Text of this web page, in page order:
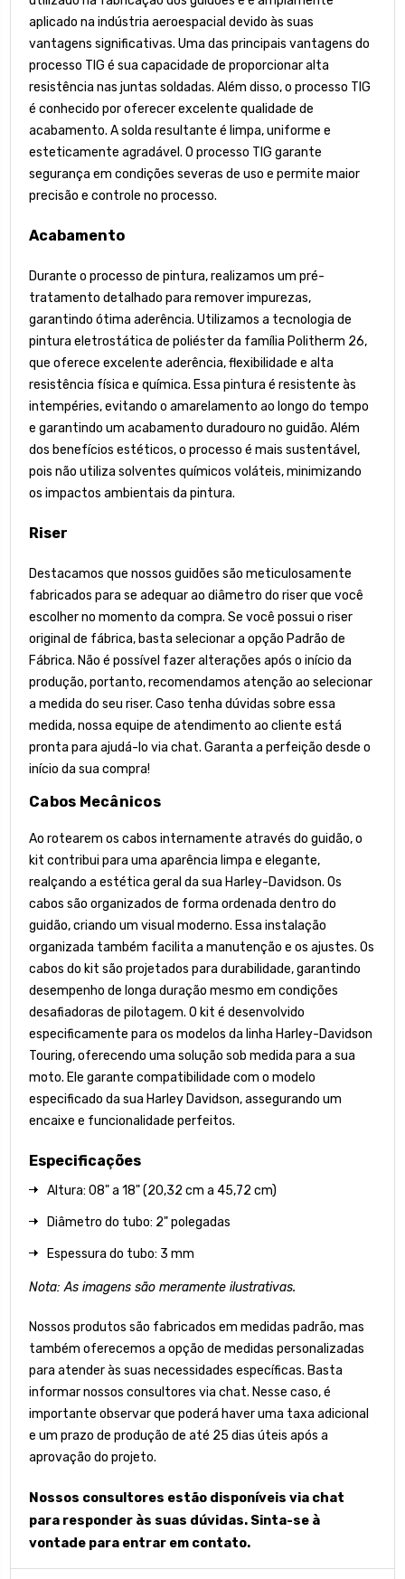
aplicado na indústria aeroespacial devido às suas
vantagens significativas. Uma das principais vantagens do
processo TIG é sua capacidade de proporcionar alta
resistência nas juntas soldadas. Além disso, o processo TIG
é conhecido por oferecer excelente qualidade de
acabamento. A solda resultante é limpa, uniforme e
esteticamente agradável. O processo TIG garante
segurança em condições severas de uso e permite maior
precisão e controle no processo.
Acabamento
Durante o processo de pintura, realizamos um pré-
tratamento detalhado para remover impurezas,
garantindo ótima aderência. Utilizamos a tecnologia de
pintura eletrostática de poliéster da família Politherm 26,
que oferece excelente aderência, flexibilidade e alta
resistência física e química. Essa pintura é resistente às
intempéries, evitando o amarelamento ao longo do tempo
e garantindo um acabamento duradouro no guidão. Além
dos benefícios estéticos, o processo é mais sustentável,
pois não utiliza solventes químicos voláteis, minimizando
os impactos ambientais da pintura.
Riser
Destacamos que nossos guidões são meticulosamente
fabricados para se adequar ao diâmetro do riser que você
escolher no momento da compra. Se você possui o riser
original de fábrica, basta selecionar a opção Padrão de
Fábrica. Não é possível fazer alterações após o início da
produção, portanto, recomendamos atenção ao selecionar
a medida do seu riser. Caso tenha dúvidas sobre essa
medida, nossa equipe de atendimento ao cliente está
pronta para ajudá-lo via chat. Garanta a perfeição desde o
início da sua compra!
Cabos Mecânicos
Ao rotearem os cabos internamente através do guidão, o
kit contribui para uma aparência limpa e elegante,
realçando a estética geral da sua Harley-Davidson. Os
cabos são organizados de forma ordenada dentro do
guidão, criando um visual moderno. Essa instalação
organizada também facilita a manutenção e os ajustes. Os
cabos do kit são projetados para durabilidade, garantindo
desempenho de longa duração mesmo em condições
desafiadoras de pilotagem. O kit é desenvolvido
especificamente para os modelos da linha Harley-Davidson
Touring, oferecendo uma solução sob medida para a sua
moto. Ele garante compatibilidade com o modelo
especificado da sua Harley Davidson, assegurando um
encaixe e funcionalidade perfeitos.
Especificações
Altura: 08" a 18" (20,32 cm a 45,72 cm)
Diâmetro do tubo: 2" polegadas
Espessura do tubo: 3 mm
Nota: As imagens são meramente ilustrativas.
Nossos produtos são fabricados em medidas padrão, mas
também oferecemos a opção de medidas personalizadas
para atender às suas necessidades específicas. Basta
informar nossos consultores via chat. Nesse caso, é
importante observar que poderá haver uma taxa adicional
e um prazo de produção de até 25 dias úteis após a
aprovação do projeto.
Nossos consultores estão disponíveis via chat
para responder às suas dúvidas. Sinta-se à
vontade para entrar em contato.